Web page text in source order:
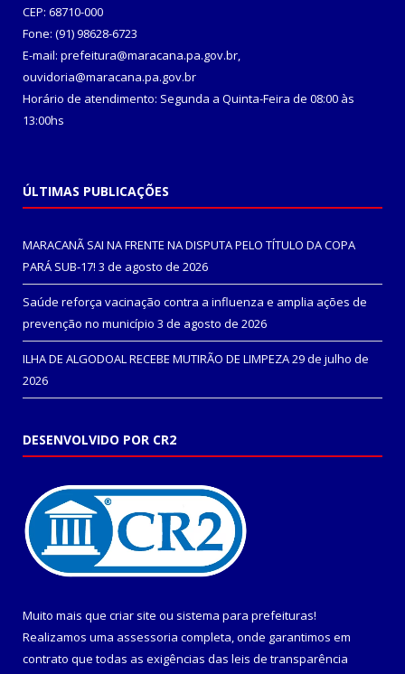
CEP: 68710-000
Fone: (91) 98628-6723
E-mail: prefeitura@maracana.pa.gov.br,
ouvidoria@maracana.pa.gov.br
Horário de atendimento: Segunda a Quinta-Feira de 08:00 às
13:00hs
ÚLTIMAS PUBLICAÇÕES
MARACANÃ SAI NA FRENTE NA DISPUTA PELO TÍTULO DA COPA
PARÁ SUB-17! 3 de agosto de 2026
Saúde reforça vacinação contra a influenza e amplia ações de
prevenção no município 3 de agosto de 2026
ILHA DE ALGODOAL RECEBE MUTIRÃO DE LIMPEZA29 de julho de
2026
DESENVOLVIDO POR CR2
Muito mais que criar site ou sistema para prefeituras!
Realizamos uma assessoria completa, onde garantimos em
contrato que todas as exigências das leis de transparência